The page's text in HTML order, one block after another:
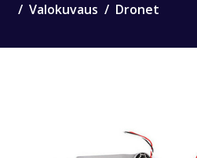
Valokuvaus Dronet